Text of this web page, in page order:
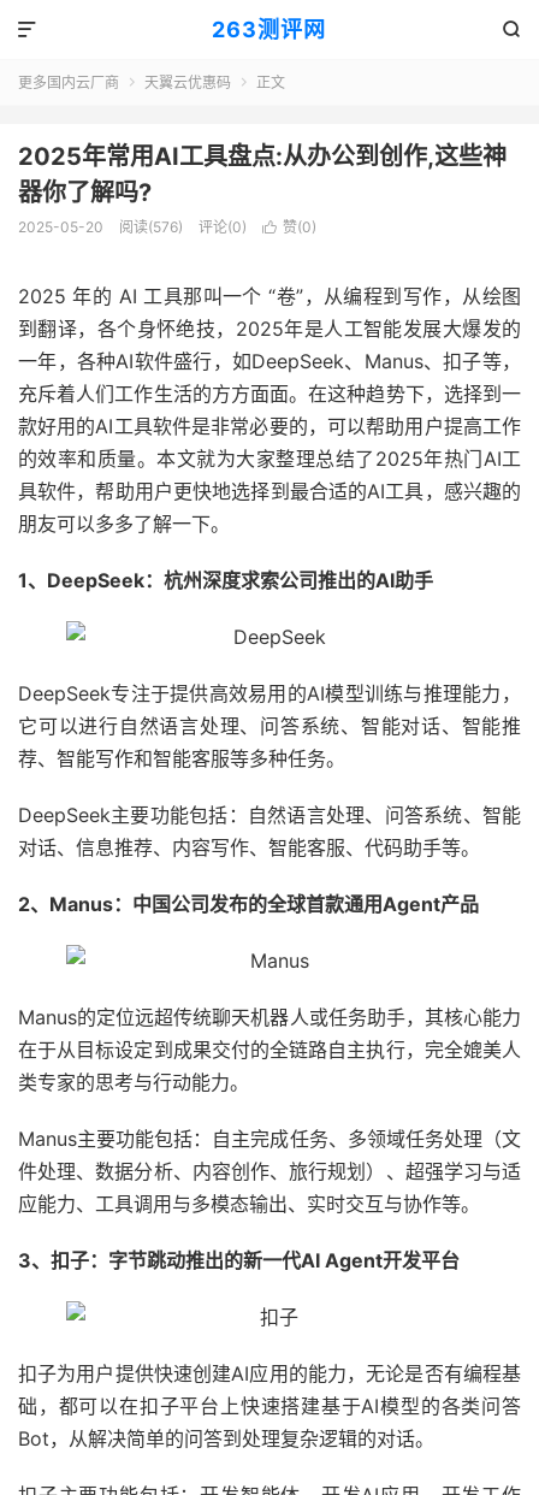
263测评网 

更多国内云厂商  天翼云优惠码  正文
2025年常用AI工具盘点:从办公到创作,这些神
器你了解吗?
2025-05-20 阅读(576) 评论(0)  赞(0)
2025 年的 AI 工具那叫一个 “卷”，从编程到写作，从绘图
到翻译，各个身怀绝技，2025年是人工智能发展大爆发的
一年，各种AI软件盛行，如DeepSeek、Manus、扣子等，
充斥着人们工作生活的方方面面。在这种趋势下，选择到一
款好用的AI工具软件是非常必要的，可以帮助用户提高工作
的效率和质量。本文就为大家整理总结了2025年热门AI工
具软件，帮助用户更快地选择到最合适的AI工具，感兴趣的
朋友可以多多了解一下。
1、DeepSeek：杭州深度求索公司推出的AI助手
‌DeepSeek专注于提供高效易用的AI模型训练与推理能力‌，
它可以进行自然语言处理、问答系统、智能对话、智能推
荐、智能写作和智能客服等多种任务。
‌DeepSeek主要功能包括：自然语言处理、问答系统、智能
对话、信息推荐、内容写作、智能客服、代码助手等。
2、Manus：中国公司发布的全球首款通用Agent产品
Manus的定位远超传统聊天机器人或任务助手，其核心能力
在于从目标设定到成果交付的全链路自主执行，完全媲美人
类专家的思考与行动能力。
Manus主要功能包括：自主完成任务、多领域任务处理（文
件处理、数据分析、内容创作、旅行规划）、超强学习与适
应能力、工具调用与多模态输出、实时交互与协作等。
3、扣子：字节跳动推出的新一代AI Agent开发平台
扣子为用户提供快速创建AI应用的能力，无论是否有编程基
础，都可以在扣子平台上快速搭建基于AI模型的各类问答
Bot，从解决简单的问答到处理复杂逻辑的对话。